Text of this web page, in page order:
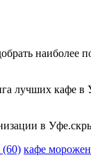
наиболее
лучших кафе в
в Уфе.
(60) кафе